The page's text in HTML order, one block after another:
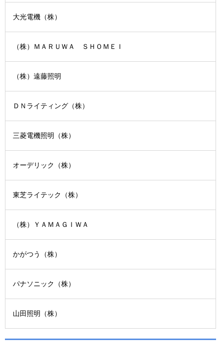
大光電機（株）
（株）ＭＡＲＵＷＡ ＳＨＯＭＥＩ
（株）遠藤照明
ＤＮライティング（株）
三菱電機照明（株）
オーデリック（株）
東芝ライテック（株）
（株）ＹＡＭＡＧＩＷＡ
かがつう（株）
パナソニック（株）
山田照明（株）